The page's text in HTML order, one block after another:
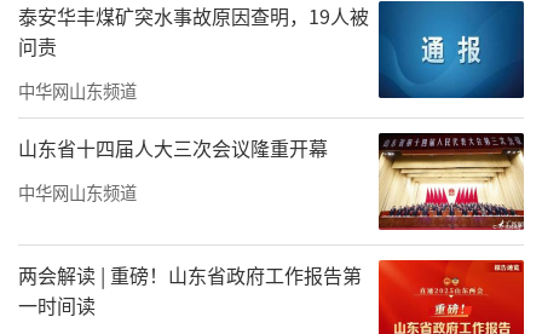
泰安华丰煤矿突水事故原因查明，19人被
问责
中华网山东频道
山东省十四届人大三次会议隆重开幕
中华网山东频道
两会解读 | 重磅！山东省政府工作报告第
一时间读